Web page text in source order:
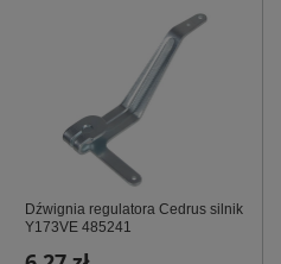
Dźwignia regulatora Cedrus silnik
Y173VE 485241